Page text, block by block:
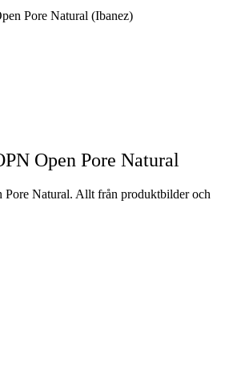
Pore Natural (Ibanez)
Open Pore Natural
Natural. Allt från produktbilder och